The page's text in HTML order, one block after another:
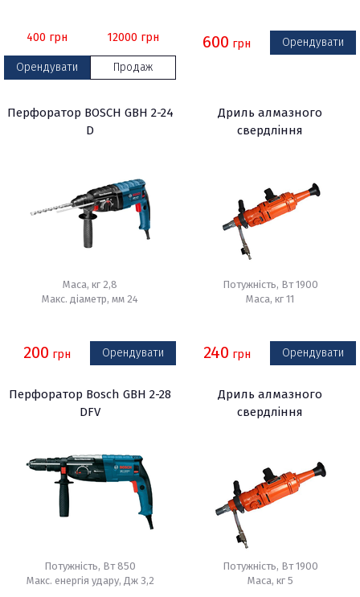
400 грн
Орендувати
12000 грн
Продаж
600 грн Орендувати
Перфоратор BOSCH GBH 2-24
D
Маса, кг 2,8
Макс. діаметр, мм 24
200 грн Орендувати
Дриль алмазного
свердління
Потужність, Вт 1900
Маса, кг 11
240 грн Орендувати
Перфоратор Bosch GBH 2-28
DFV
Потужність, Вт 850
Макс. енергія удару, Дж 3,2
Дриль алмазного
свердління
Потужність, Вт 1900
Маса, кг 5